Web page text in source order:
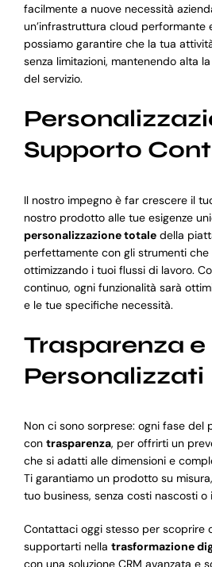
facilmente a nuove necessità
un’infrastruttura cloud performante
possiamo garantire che la tua
senza limitazioni, mantenendo alta
del servizio.
Supporto
Il nostro impegno è far crescere il
nostro prodotto alle tue esigenze
personalizzazione totaledella
perfettamente con gli strumenti che
ottimizzando i tuoi flussi di lavoro.
continuo, ogni funzionalità sarà
e le tue specifiche necessità.
Trasparenza e
Personalizzati
Non ci sono sorprese: ogni fase del
con trasparenza, per offrirti un
che si adatti alle dimensioni e
Ti garantiamo un prodotto su
tuo business, senza costi nascosti o
Contattaci oggi stesso per scoprire
supportarti nella trasformazione
con una soluzione CRM avanzata e